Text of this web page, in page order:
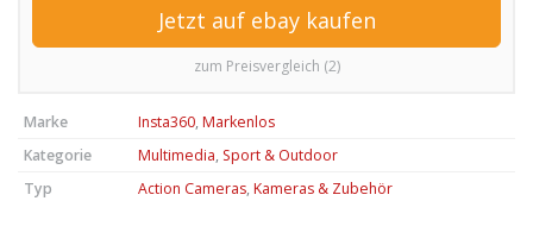
Jetzt auf ebay kaufen
zum Preisvergleich (2)
Marke Insta360, Markenlos
Kategorie
Multimedia, Sport & Outdoor
Typ
Action Cameras, Kameras & Zubehör